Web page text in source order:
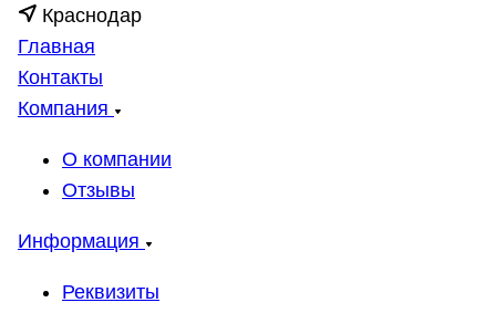
Краснодар
Главная
Контакты
Компания
О компании
Отзывы
Информация
Реквизиты